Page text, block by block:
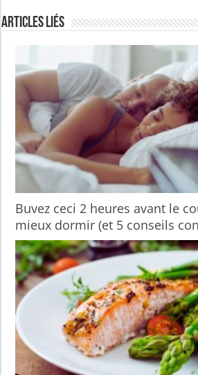
Articles liés
Buvez ceci 2 heures avant le
mieux dormir (et 5 conseils